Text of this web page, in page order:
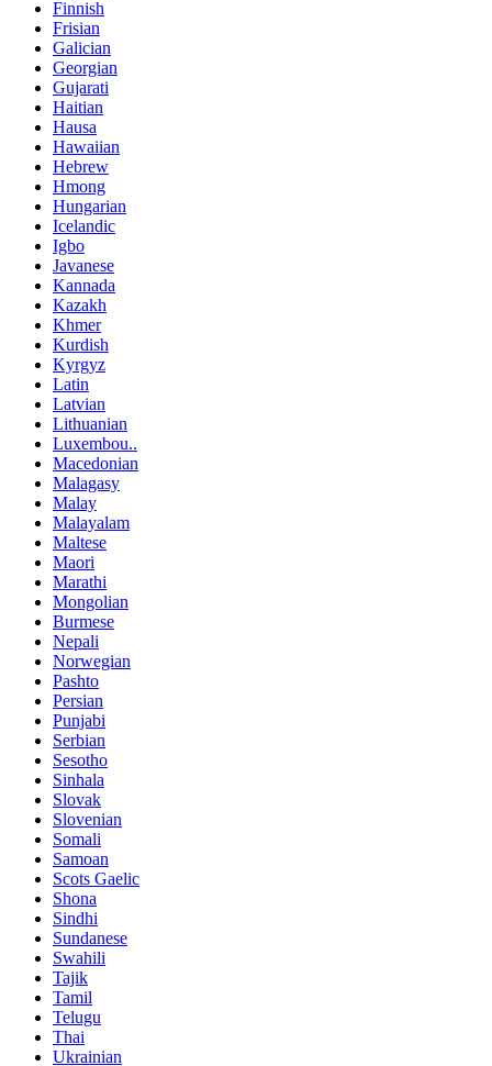
Finnish
Frisian
Galician
Georgian
Gujarati
Haitian
Hausa
Hawaiian
Hebrew
Hmong
Hungarian
Icelandic
Igbo
Javanese
Kannada
Kazakh
Khmer
Kurdish
Kyrgyz
Latin
Latvian
Lithuanian
Luxembou..
Macedonian
Malagasy
Malay
Malayalam
Maltese
Maori
Marathi
Mongolian
Burmese
Nepali
Norwegian
Pashto
Persian
Punjabi
Serbian
Sesotho
Sinhala
Slovak
Slovenian
Somali
Samoan
Scots Gaelic
Shona
Sindhi
Sundanese
Swahili
Tajik
Tamil
Telugu
Thai
Ukrainian